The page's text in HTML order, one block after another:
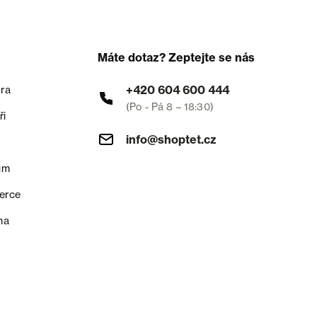
Máte dotaz? Zeptejte se nás
+420 604 600 444
(Po - Pá 8 – 18:30)
info@shoptet.cz